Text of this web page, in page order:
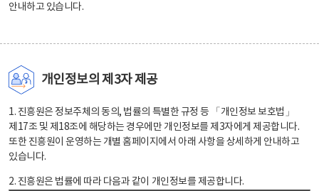
안내하고 있습니다.
개인정보의 제3자 제공
1. 진흥원은 정보주체의 동의, 법률의 특별한 규정 등 「개인정보 보호법」
제17조 및 제18조에 해당하는 경우에만 개인정보를 제3자에게 제공합니다.
또한 진흥원이 운영하는 개별 홈페이지에서 아래 사항을 상세하게 안내하고
있습니다.
2. 진흥원은 법률에 따라 다음과 같이 개인정보를 제공합니다.